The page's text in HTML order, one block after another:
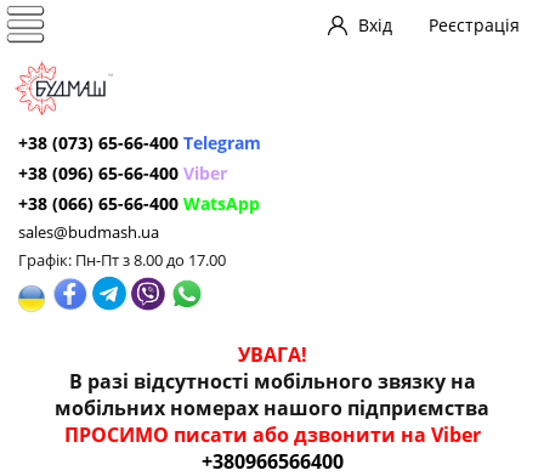
Вхід Реєстрація
+38 (073) 65-66-400 Telegram
+38 (096) 65-66-400 Viber
+38 (066) 65-66-400 WatsApp
sales@budmash.ua
Графік: Пн-Пт з 8.00 до 17.00
УВАГА!
В разі відсутності мобільного звязку на
мобільних номерах нашого підприємства
ПРОСИМО писати або дзвонити на Viber
+380966566400